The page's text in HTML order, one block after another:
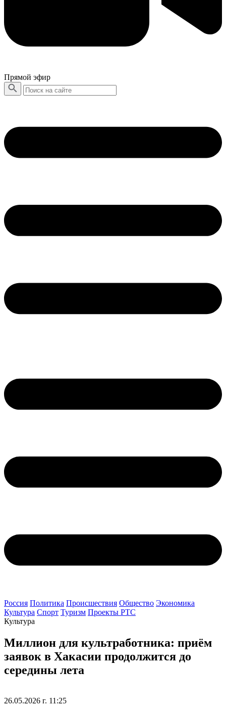
Прямой эфир
Россия Политика Происшествия Общество Экономика
Культура Спорт Туризм Проекты РТС
Культура
Миллион для культработника: приём
заявок в Хакасии продолжится до
середины лета
26.05.2026 г. 11:25